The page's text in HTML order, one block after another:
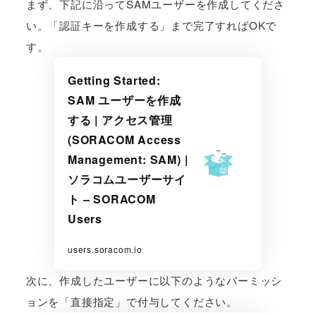
まず、下記に沿ってSAMユーザーを作成してくださ
い。「認証キーを作成する」まで完了すればOKで
す。
Getting Started:
SAM ユーザーを作成
する | アクセス管理
(SORACOM Access
Management: SAM) |
ソラコムユーザーサイ
ト – SORACOM
Users
users.soracom.io
次に、作成したユーザーに以下のようなパーミッシ
ョンを「直接指定」で付与してください。